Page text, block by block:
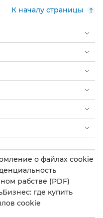
К началу страницы
о файлах cookie
рабстве (PDF)
Бизнес: где купить
cookie